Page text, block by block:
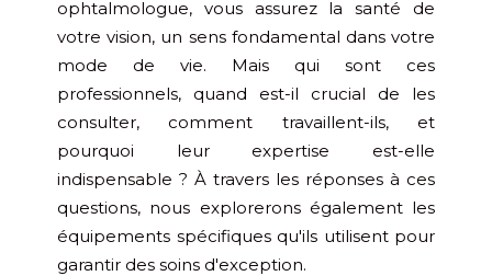
ophtalmologue, vous assurez la santé de
votre vision, un sens fondamental dans votre
mode de vie. Mais qui sont ces
professionnels, quand est-il crucial de les
consulter, comment travaillent-ils, et
pourquoi leur expertise est-elle
indispensable ? À travers les réponses à ces
questions, nous explorerons également les
équipements spécifiques qu'ils utilisent pour
garantir des soins d'exception.